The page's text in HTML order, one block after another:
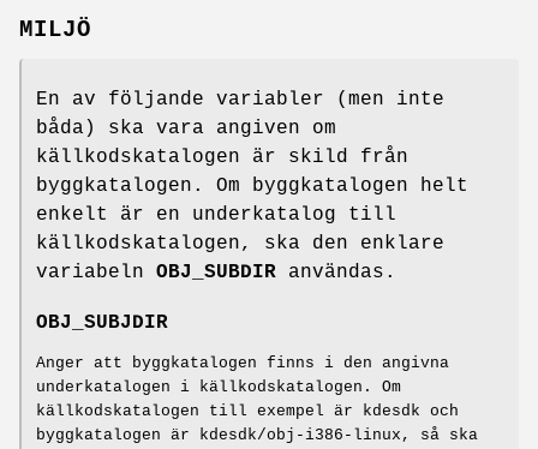
MILJÖ
En av följande variabler (men inte
båda) ska vara angiven om
källkodskatalogen är skild från
byggkatalogen. Om byggkatalogen helt
enkelt är en underkatalog till
källkodskatalogen, ska den enklare
variabeln OBJ_SUBDIR användas.
OBJ_SUBJDIR
Anger att byggkatalogen finns i den angivna
underkatalogen i källkodskatalogen. Om
källkodskatalogen till exempel är kdesdk och
byggkatalogen är kdesdk/obj-i386-linux, så ska